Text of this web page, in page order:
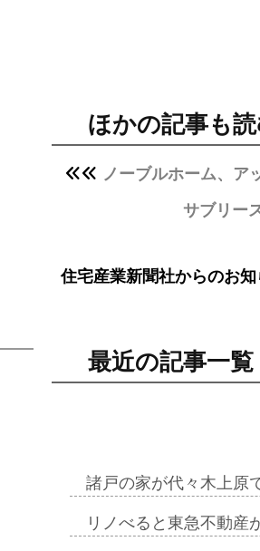
ほかの記事も
ノーブルホーム、ア
サブリー
住宅産業新聞社からのお知
最近の記事一覧
諸戸の家が代々木上原
リノべると東急不動